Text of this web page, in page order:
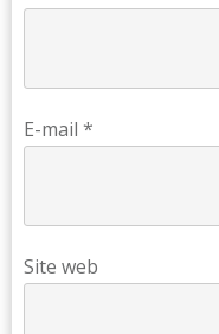
E-mail *
Site web